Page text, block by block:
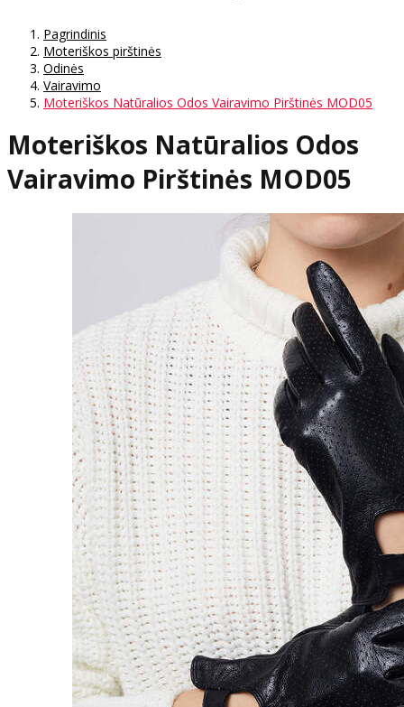
Pagrindinis
Moteriškos pirštinės
Odinės
Vairavimo
Moteriškos Natūralios Odos Vairavimo Pirštinės MOD05
Moteriškos Natūralios Odos
Vairavimo Pirštinės MOD05